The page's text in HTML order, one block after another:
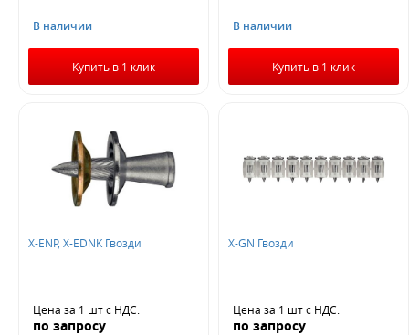
В наличии
Купить в 1 клик
В наличии
Купить в 1 клик
X-ENP, X-EDNK Гвозди
Цена за 1 штс НДС:
по запросу
X-GN Гвозди
Цена за 1 штс НДС:
по запросу